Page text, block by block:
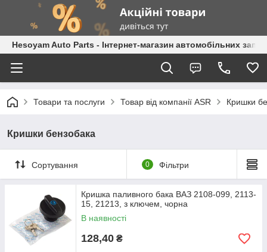
Hesoyam Auto Parts - Інтернет-магазин автомобільних
Товари та послуги Товар від компанії ASR Кришки
Кришки бензобака
Сортування 0 Фільтри
Кришка паливного бака ВАЗ 2108-099, 2113-
15, 21213, з ключем, чорна
В наявності
128,40 ₴